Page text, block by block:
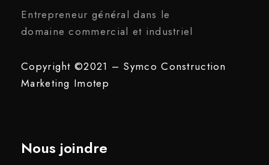
Entrepreneur général dans le
domaine commercial et industriel
Copyright ©2021 – Symco Construction
Marketing Imotep
Nous joindre